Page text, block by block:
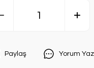
Paylaş Yorum Yaz